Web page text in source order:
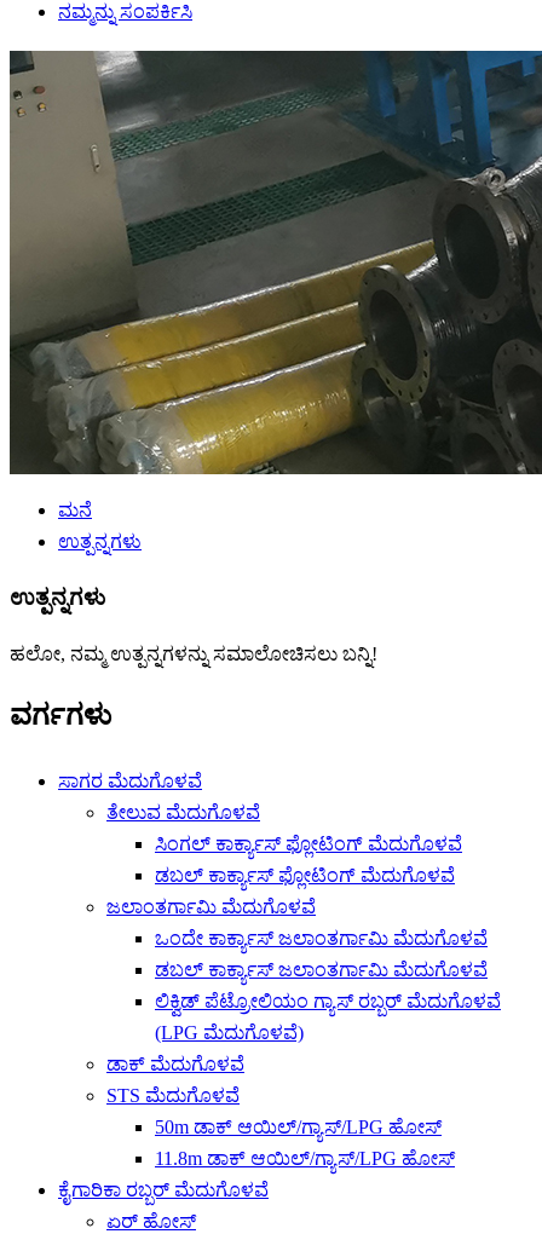
ನಮ್ಮನ್ನು ಸಂಪರ್ಕಿಸಿ
ಮನೆ
ಉತ್ಪನ್ನಗಳು
ಉತ್ಪನ್ನಗಳು
ಹಲೋ, ನಮ್ಮ ಉತ್ಪನ್ನಗಳನ್ನು ಸಮಾಲೋಚಿಸಲು ಬನ್ನಿ!
ವರ್ಗಗಳು
ಸಾಗರ ಮೆದುಗೊಳವೆ
ತೇಲುವ ಮೆದುಗೊಳವೆ
ಸಿಂಗಲ್ ಕಾರ್ಕ್ಯಾಸ್ ಫ್ಲೋಟಿಂಗ್ ಮೆದುಗೊಳವೆ
ಡಬಲ್ ಕಾರ್ಕ್ಯಾಸ್ ಫ್ಲೋಟಿಂಗ್ ಮೆದುಗೊಳವೆ
ಜಲಾಂತರ್ಗಾಮಿ ಮೆದುಗೊಳವೆ
ಒಂದೇ ಕಾರ್ಕ್ಯಾಸ್ ಜಲಾಂತರ್ಗಾಮಿ ಮೆದುಗೊಳವೆ
ಡಬಲ್ ಕಾರ್ಕ್ಯಾಸ್ ಜಲಾಂತರ್ಗಾಮಿ ಮೆದುಗೊಳವೆ
ಲಿಕ್ವಿಡ್ ಪೆಟ್ರೋಲಿಯಂ ಗ್ಯಾಸ್ ರಬ್ಬರ್ ಮೆದುಗೊಳವೆ
(LPG ಮೆದುಗೊಳವೆ)
ಡಾಕ್ ಮೆದುಗೊಳವೆ
STS ಮೆದುಗೊಳವೆ
50m ಡಾಕ್ ಆಯಿಲ್/ಗ್ಯಾಸ್/LPG ಹೋಸ್
11.8m ಡಾಕ್ ಆಯಿಲ್/ಗ್ಯಾಸ್/LPG ಹೋಸ್
ಕೈಗಾರಿಕಾ ರಬ್ಬರ್ ಮೆದುಗೊಳವೆ
ಏರ್ ಹೋಸ್